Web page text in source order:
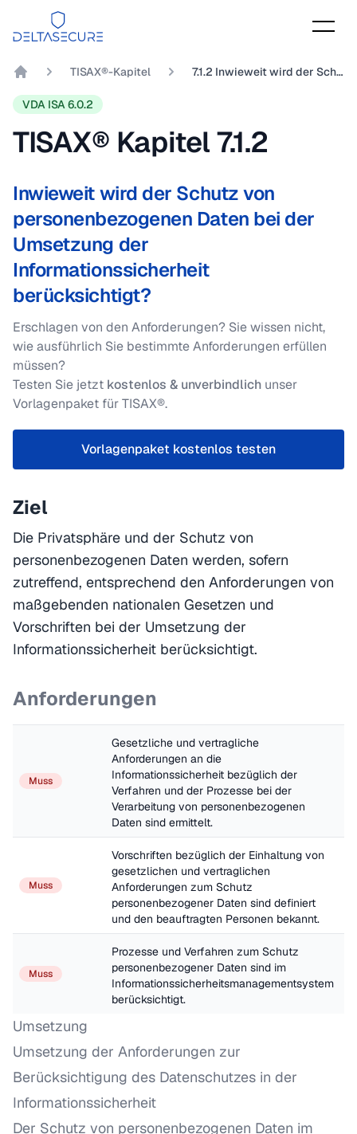
DeltaSecure
TISAX®-Kapitel 7.1.2 Inwieweit wird der Schutz von personenbezogenen Daten bei der Umsetzung der Informationssicherheit berücksichtigt?
VDA ISA 6.0.2
TISAX® Kapitel7.1.2
Inwieweit wird der Schutz von
personenbezogenen Daten bei der
Umsetzung der
Informationssicherheit
berücksichtigt?
Erschlagen von den Anforderungen? Sie wissen nicht,
wie ausführlich Sie bestimmte Anforderungen erfüllen
müssen?
Testen Sie jetzt kostenlos & unverbindlich unser
Vorlagenpaket für TISAX®.
Vorlagenpaket kostenlos testen
Ziel
Die Privatsphäre und der Schutz von
personenbezogenen Daten werden, sofern
zutreffend, entsprechend den Anforderungen von
maßgebenden nationalen Gesetzen und
Vorschriften bei der Umsetzung der
Informationssicherheit berücksichtigt.
Anforderungen
Muss
Gesetzliche und vertragliche
Anforderungen an die
Informationssicherheit bezüglich der
Verfahren und der Prozesse bei der
Verarbeitung von personenbezogenen
Daten sind ermittelt.
Muss
Vorschriften bezüglich der Einhaltung von
gesetzlichen und vertraglichen
Anforderungen zum Schutz
personenbezogener Daten sind definiert
und den beauftragten Personen bekannt.
Muss
Prozesse und Verfahren zum Schutz
personenbezogener Daten sind im
Informationssicherheitsmanagementsystem
berücksichtigt.
Umsetzung
Umsetzung der Anforderungen zur
Berücksichtigung des Datenschutzes in der
Informationssicherheit
Der Schutz von personenbezogenen Daten im